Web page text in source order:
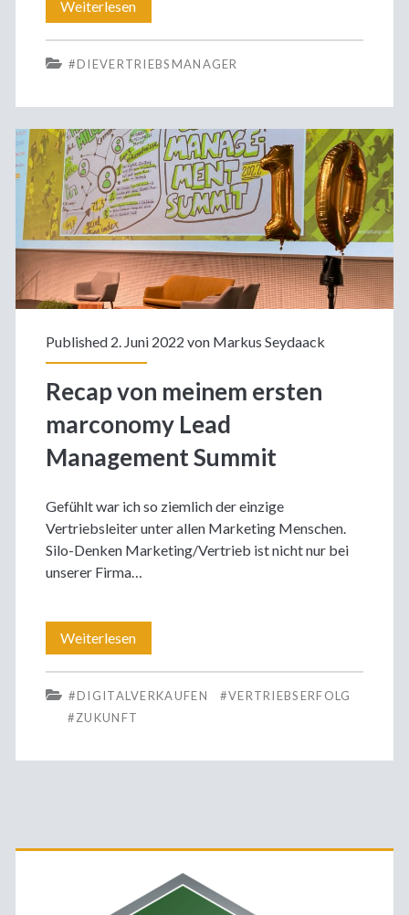
WeiterlesenVNet
am
Donnerstag,
30.
Juni
2022
#DIEVERTRIEBSMANAGER
Published 2. Juni 2022 von Markus Seydaack
Recap von meinem ersten
marconomy Lead
Management Summit
Gefühlt war ich so ziemlich der einzige
Vertriebsleiter unter allen Marketing Menschen.
Silo-Denken Marketing/Vertrieb ist nicht nur bei
unserer Firma…
WeiterlesenRecap
von
meinem
#DIGITALVERKAUFEN
#VERTRIEBSERFOLG
#ZUKUNFT
Primäre
Sidebar